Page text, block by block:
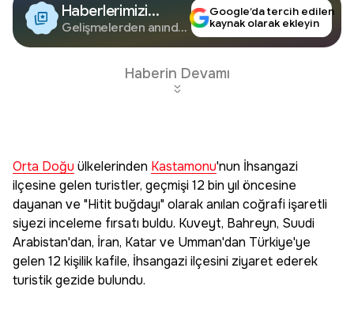
Haberlerimizi
Google'da Takip
Edin
Gelişmelerden anında
Google’da tercih edilen
kaynak olarak ekleyin
Haberin Devamı
Orta Doğu ülkelerinden Kastamonu'nun İhsangazi
ilçesine gelen turistler, geçmişi 12 bin yıl öncesine
dayanan ve "Hitit buğdayı" olarak anılan coğrafi işaretli
siyezi inceleme fırsatı buldu. Kuveyt, Bahreyn, Suudi
Arabistan'dan, İran, Katar ve Umman'dan Türkiye'ye
gelen 12 kişilik kafile, İhsangazi ilçesini ziyaret ederek
turistik gezide bulundu.